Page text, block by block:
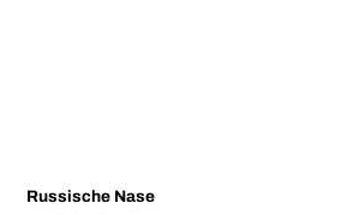
Russische Nase